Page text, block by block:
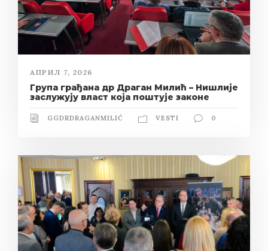
АПРИЛ 7, 2026
Група грађана др Драган Милић – Нишлије
заслужују власт која поштује законе
GGDRDRAGANMILIĆ VESTI 0